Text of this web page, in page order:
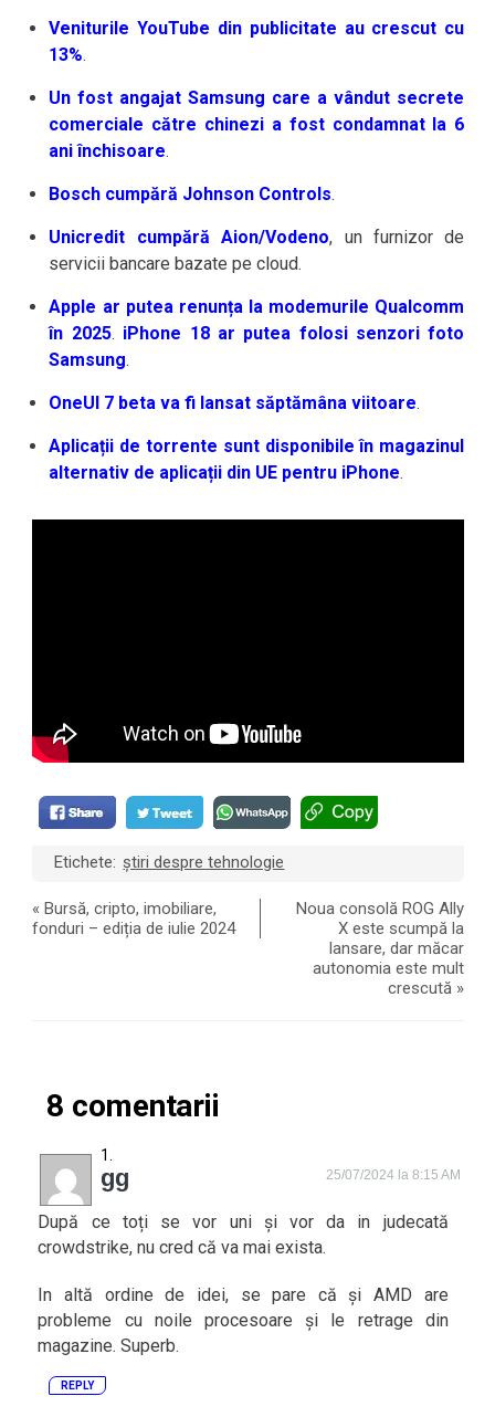
Veniturile YouTube din publicitate au crescut cu
13%.
Un fost angajat Samsung care a vândut secrete
comerciale către chinezi a fost condamnat la 6
ani închisoare.
Bosch cumpără Johnson Controls.
Unicredit cumpără Aion/Vodeno, un furnizor de
servicii bancare bazate pe cloud.
Apple ar putea renunța la modemurile Qualcomm
în 2025. iPhone 18 ar putea folosi senzori foto
Samsung.
OneUI 7 beta va fi lansat săptămâna viitoare.
Aplicații de torrente sunt disponibile în magazinul
alternativ de aplicații din UE pentru iPhone.
Etichete: știri despre tehnologie
«Bursă, cripto, imobiliare,
fonduri – ediția de iulie 2024
Noua consolă ROG Ally
X este scumpă la
lansare, dar măcar
autonomia este mult
crescută »
8 comentarii
gg 25/07/2024 la 8:15 AM
După ce toți se vor uni și vor da in judecată
crowdstrike, nu cred că va mai exista.
In altă ordine de idei, se pare că și AMD are
probleme cu noile procesoare și le retrage din
magazine. Superb.
REPLY